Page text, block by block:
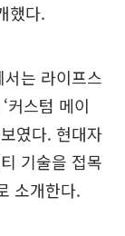
했다.
는 라이프스
커스텀 메이
였다. 현대자
기술을 접목
소개한다.